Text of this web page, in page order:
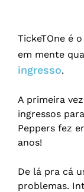
TickeTOne é
em mente
ingresso.
A primeira
ingressos
Peppers fez
anos!
De lá pra cá
problemas.